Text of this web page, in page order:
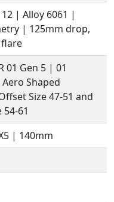
12 | Alloy 6061 |
| 125mm drop,
flare
01 Gen 5 | 01
Shaped
Size 47-51 and
61
| 140mm